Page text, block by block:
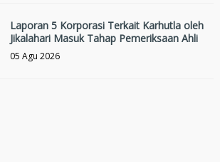
Laporan 5 Korporasi Terkait Karhutla oleh
Jikalahari Masuk Tahap Pemeriksaan Ahli
05 Agu 2026